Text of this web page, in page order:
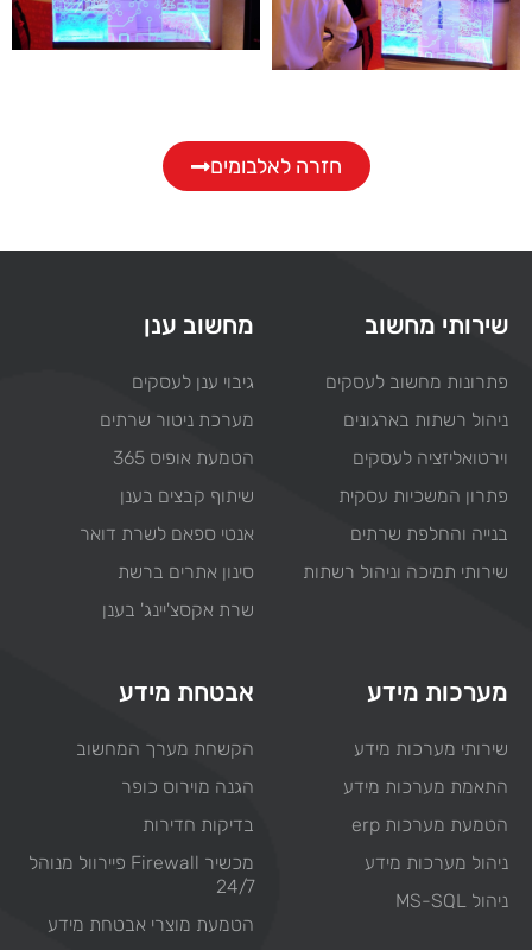
חזרה לאלבומים
שירותי מחשוב
פתרונות מחשוב לעסקים
ניהול רשתות בארגונים
וירטואליזציה לעסקים
פתרון המשכיות עסקית
בנייה והחלפת שרתים
שירותי תמיכה וניהול רשתות
מחשוב ענן
גיבוי ענן לעסקים
מערכת ניטור שרתים
הטמעת אופיס 365
שיתוף קבצים בענן
אנטי ספאם לשרת דואר
סינון אתרים ברשת
שרת אקסצ'יינג' בענן
מערכות מידע
שירותי מערכות מידע
התאמת מערכות מידע
הטמעת מערכות erp
ניהול מערכות מידע
ניהול MS-SQL
אבטחת מידע
הקשחת מערך המחשוב
הגנה מוירוס כופר
בדיקות חדירות
מכשיר Firewall פיירוול מנוהל
24/7
הטמעת מוצרי אבטחת מידע